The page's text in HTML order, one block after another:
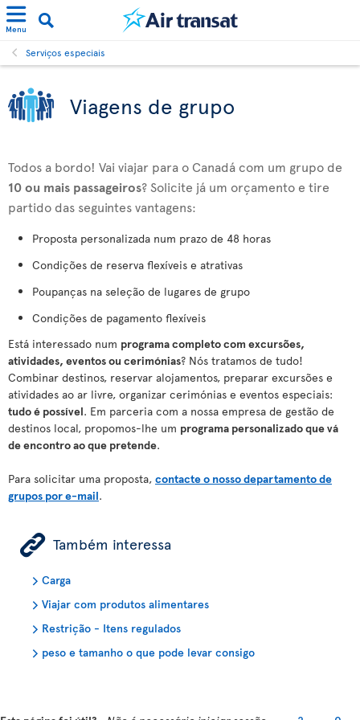
Menu
Serviços especiais
Viagens de grupo
Todos a bordo! Vai viajar para o Canadá com um grupo de
10 ou mais passageiros? Solicite já um orçamento e tire
partido das seguintes vantagens:
Proposta personalizada num prazo de 48 horas
Condições de reserva flexíveis e atrativas
Poupanças na seleção de lugares de grupo
Condições de pagamento flexíveis
Está interessado num programa completo com excursões,
atividades, eventos ou cerimónias? Nós tratamos de tudo!
Combinar destinos, reservar alojamentos, preparar excursões e
atividades ao ar livre, organizar cerimónias e eventos especiais:
tudo é possível. Em parceria com a nossa empresa de gestão de
destinos local, propomos-lhe um programa personalizado que vá
de encontro ao que pretende.
Para solicitar uma proposta, contacte o nosso departamento de
grupos por e-mail.
ÿ Também interessa
Carga
Viajar com produtos alimentares
Restrição - Itens regulados
peso e tamanho o que pode levar consigo